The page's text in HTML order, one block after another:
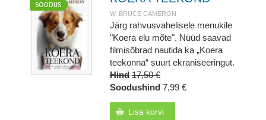
W. BRUCE CAMERON
Järg rahvusvahelisele menukile
"Koera elu mõte". Nüüd saavad
filmisõbrad nautida ka „Koera
teekonna“ suurt ekraniseeringut.
Hind 17,50 €
Soodushind 7,99 €
Lisa korvi